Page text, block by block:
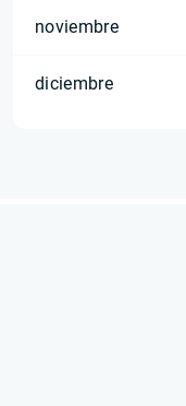
noviembre
diciembre